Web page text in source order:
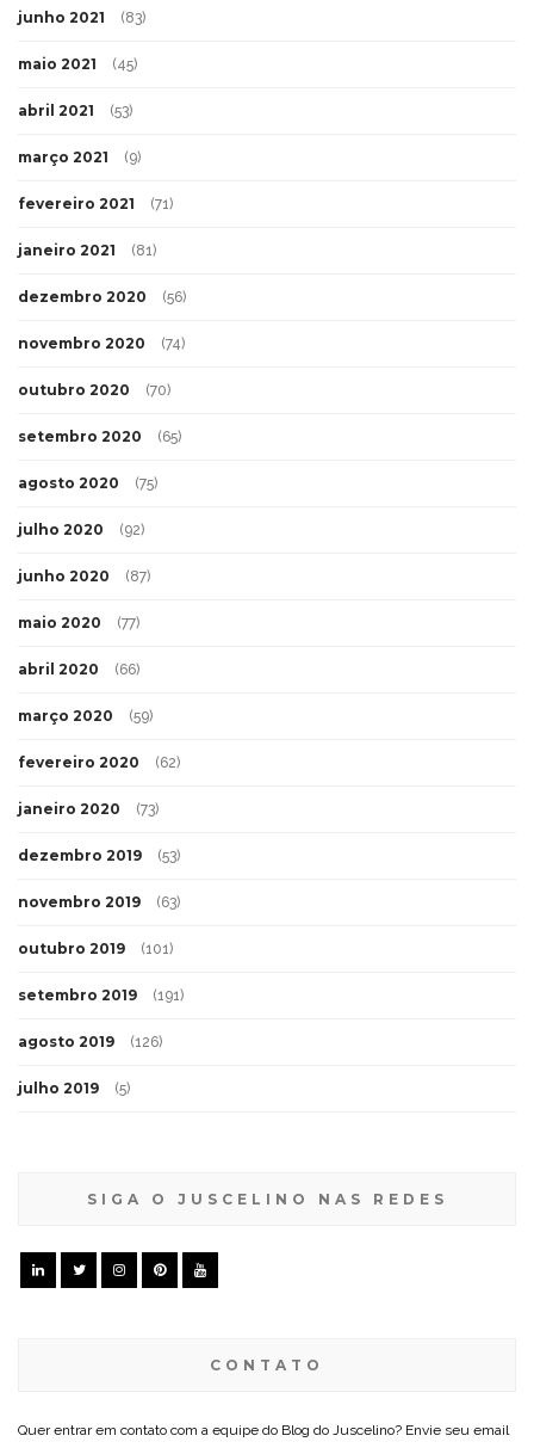
junho 2021 (83)
maio 2021 (45)
abril 2021 (53)
março 2021 (9)
fevereiro 2021 (71)
janeiro 2021 (81)
dezembro 2020 (56)
novembro 2020 (74)
outubro 2020 (70)
setembro 2020 (65)
agosto 2020 (75)
julho 2020 (92)
junho 2020 (87)
maio 2020 (77)
abril 2020 (66)
março 2020 (59)
fevereiro 2020 (62)
janeiro 2020 (73)
dezembro 2019 (53)
novembro 2019 (63)
outubro 2019 (101)
setembro 2019 (191)
agosto 2019 (126)
julho 2019 (5)
SIGA O JUSCELINO NAS REDES
CONTATO
Quer entrar em contato com a equipe do Blog do Juscelino? Envie seu email